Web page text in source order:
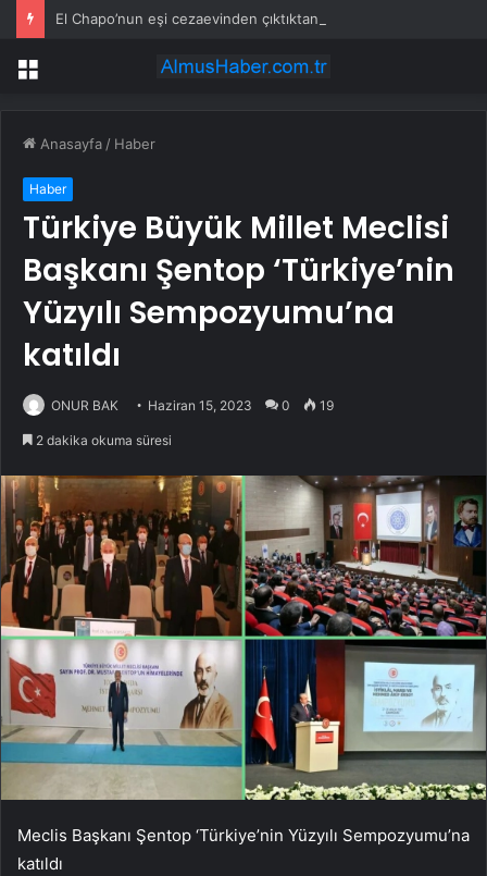
Menü
Anasayfa / Haber
Haber
Türkiye Büyük Millet Meclisi
Başkanı Şentop ‘Türkiye’nin
Yüzyılı Sempozyumu’na
katıldı
ONUR BAK Haziran 15, 2023 0 19
2 dakika okuma süresi
Meclis Başkanı Şentop ‘Türkiye’nin Yüzyılı Sempozyumu’na
katıldı